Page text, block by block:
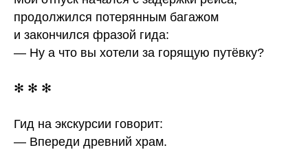
продолжился потерянным багажом
и закончился фразой гида:
— Ну а что вы хотели за горящую путёвку?
✻ ✻ ✻
Гид на экскурсии говорит:
— Впереди древний храм.